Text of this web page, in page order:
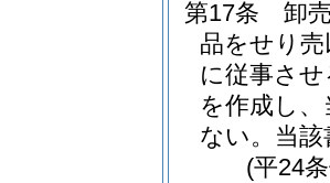
第17条
卸
品をせり
に従事さ
を作成し
ない。 当
(平24